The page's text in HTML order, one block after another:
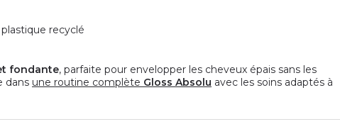
recyclé
fondante, parfaite pour envelopper les cheveux épais sans les
dans une routine complète Gloss Absolu avec les soins adaptés à